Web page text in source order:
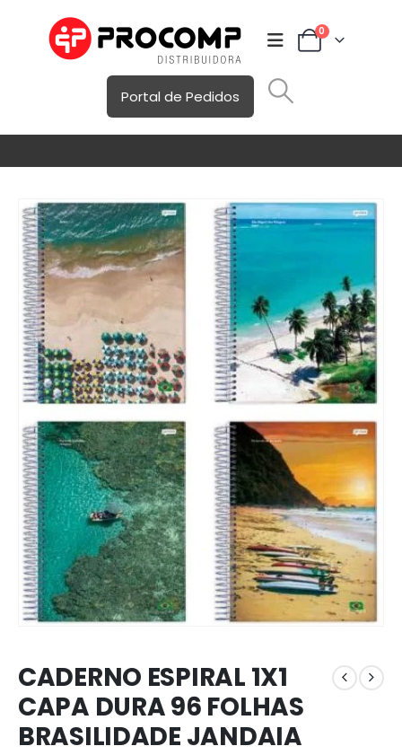
0
Portal de Pedidos
CADERNO ESPIRAL 1X1
CAPA DURA 96 FOLHAS
BRASILIDADE JANDAIA